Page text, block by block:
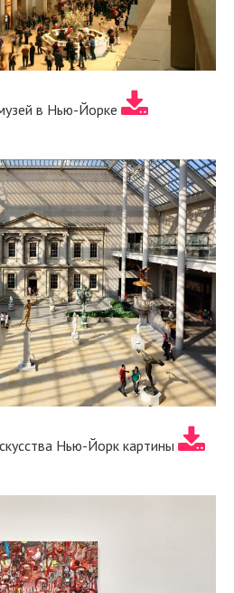
в Нью-Йорке
Нью-Йорк картины